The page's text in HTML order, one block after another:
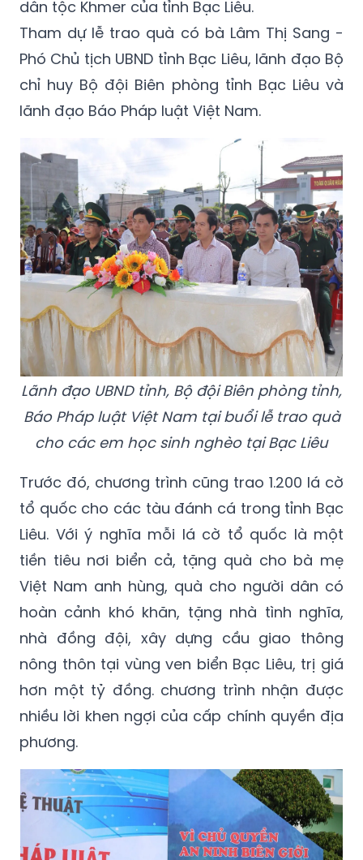
100 chiếc xe đạp cho học sinh nghèo vùng
ven biển, trong đó có nhiều học sinh người
dân tộc Khmer của tỉnh Bạc Liêu.
Tham dự lễ trao quà có bà Lâm Thị Sang -
Phó Chủ tịch UBND tỉnh Bạc Liêu, lãnh đạo Bộ
chỉ huy Bộ đội Biên phòng tỉnh Bạc Liêu và
lãnh đạo Báo Pháp luật Việt Nam.
Lãnh đạo UBND tỉnh, Bộ đội Biên phòng tỉnh,
Báo Pháp luật Việt Nam tại buổi lễ trao quà
cho các em học sinh nghèo tại Bạc Liêu
Trước đó, chương trình cũng trao 1.200 lá cờ
tổ quốc cho các tàu đánh cá trong tỉnh Bạc
Liêu. Với ý nghĩa mỗi lá cờ tổ quốc là một
tiền tiêu nơi biển cả, tặng quà cho bà mẹ
Việt Nam anh hùng, quà cho người dân có
hoàn cảnh khó khăn, tặng nhà tình nghĩa,
nhà đồng đội, xây dựng cầu giao thông
nông thôn tại vùng ven biển Bạc Liêu, trị giá
hơn một tỷ đồng. chương trình nhận được
nhiều lời khen ngợi của cấp chính quyền địa
phương.